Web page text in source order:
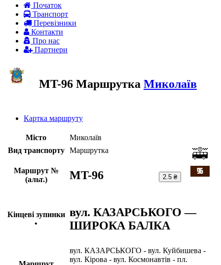
Початок
Транспорт
Перевiзники
Контакти
Про нас
Партнери
MT-96 Маршрутка Миколаїв
Картка маршруту
Місто
Миколаїв
Вид транспорту
Маршрутка
Маршрут №
(альт.)
MT-96 2.5 ₴
Кінцеві зупинки
•
вул. КАЗАРСЬКОГО —
ШИРОКА БАЛКА
вул. КАЗАРСЬКОГО - вул. Куйбишева -
вул. Кірова - вул. Космонавтів - пл.